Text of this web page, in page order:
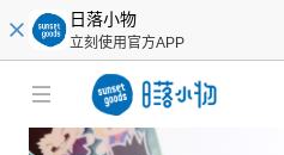
日落小物
立刻使用官方APP